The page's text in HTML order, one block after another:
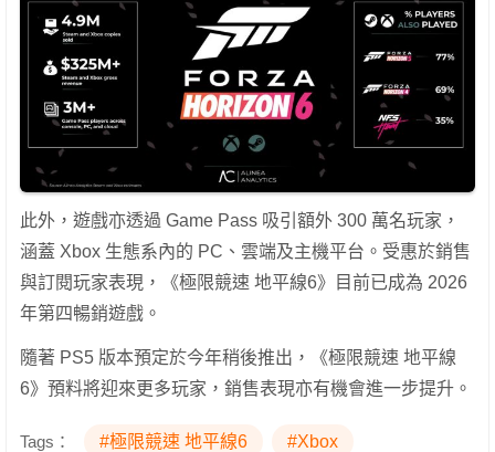
此外，遊戲亦透過 Game Pass 吸引額外 300 萬名玩家，
涵蓋 Xbox 生態系內的 PC、雲端及主機平台。受惠於銷售
與訂閱玩家表現，《極限競速 地平線6》目前已成為 2026
年第四暢銷遊戲。
隨著 PS5 版本預定於今年稍後推出，《極限競速 地平線
6》預料將迎來更多玩家，銷售表現亦有機會進一步提升。
Tags： #極限競速 地平線6 #Xbox